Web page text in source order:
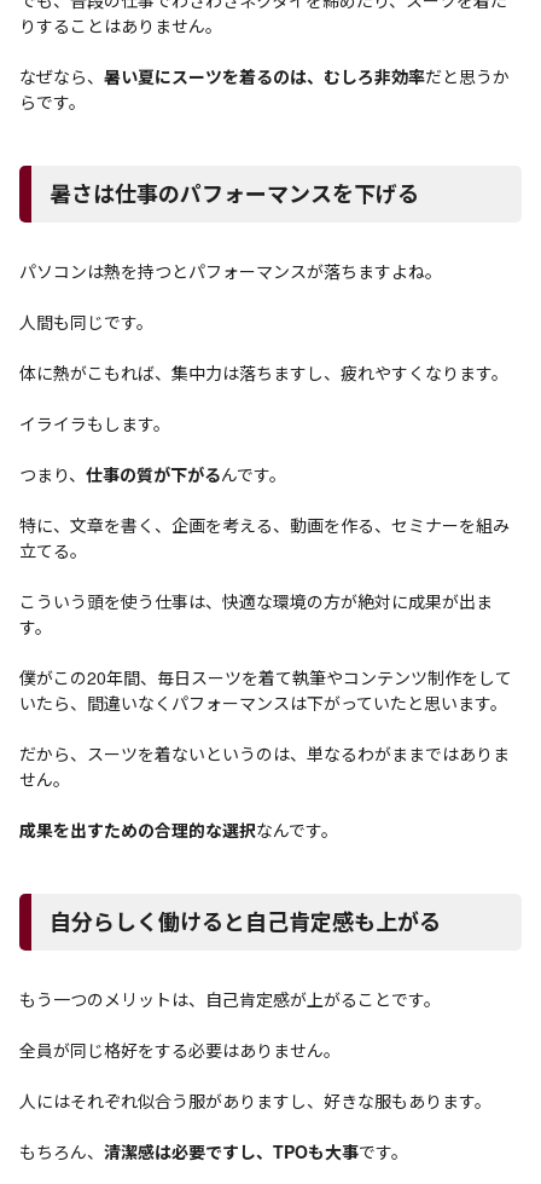
りすることはありません。
なぜなら、 暑い夏にスーツを着るのは、むしろ非効率だと思うか
らです。
暑さは仕事のパフォーマンスを下げる
パソコンは熱を持つとパフォーマンスが落ちますよね。
人間も同じです。
体に熱がこもれば、集中力は落ちますし、疲れやすくなります。
イライラもします。
つまり、 仕事の質が下がるんです。
特に、文章を書く、企画を考える、動画を作る、セミナーを組み
立てる。
こういう頭を使う仕事は、快適な環境の方が絶対に成果が出ま
す。
僕がこの20年間、毎日スーツを着て執筆やコンテンツ制作をして
いたら、間違いなくパフォーマンスは下がっていたと思います。
だから、スーツを着ないというのは、単なるわがままではありま
せん。
成果を出すための合理的な選択なんです。
自分らしく働けると自己肯定感も上がる
もう一つのメリットは、自己肯定感が上がることです。
全員が同じ格好をする必要はありません。
人にはそれぞれ似合う服がありますし、好きな服もあります。
もちろん、 清潔感は必要ですし、TPOも大事です。